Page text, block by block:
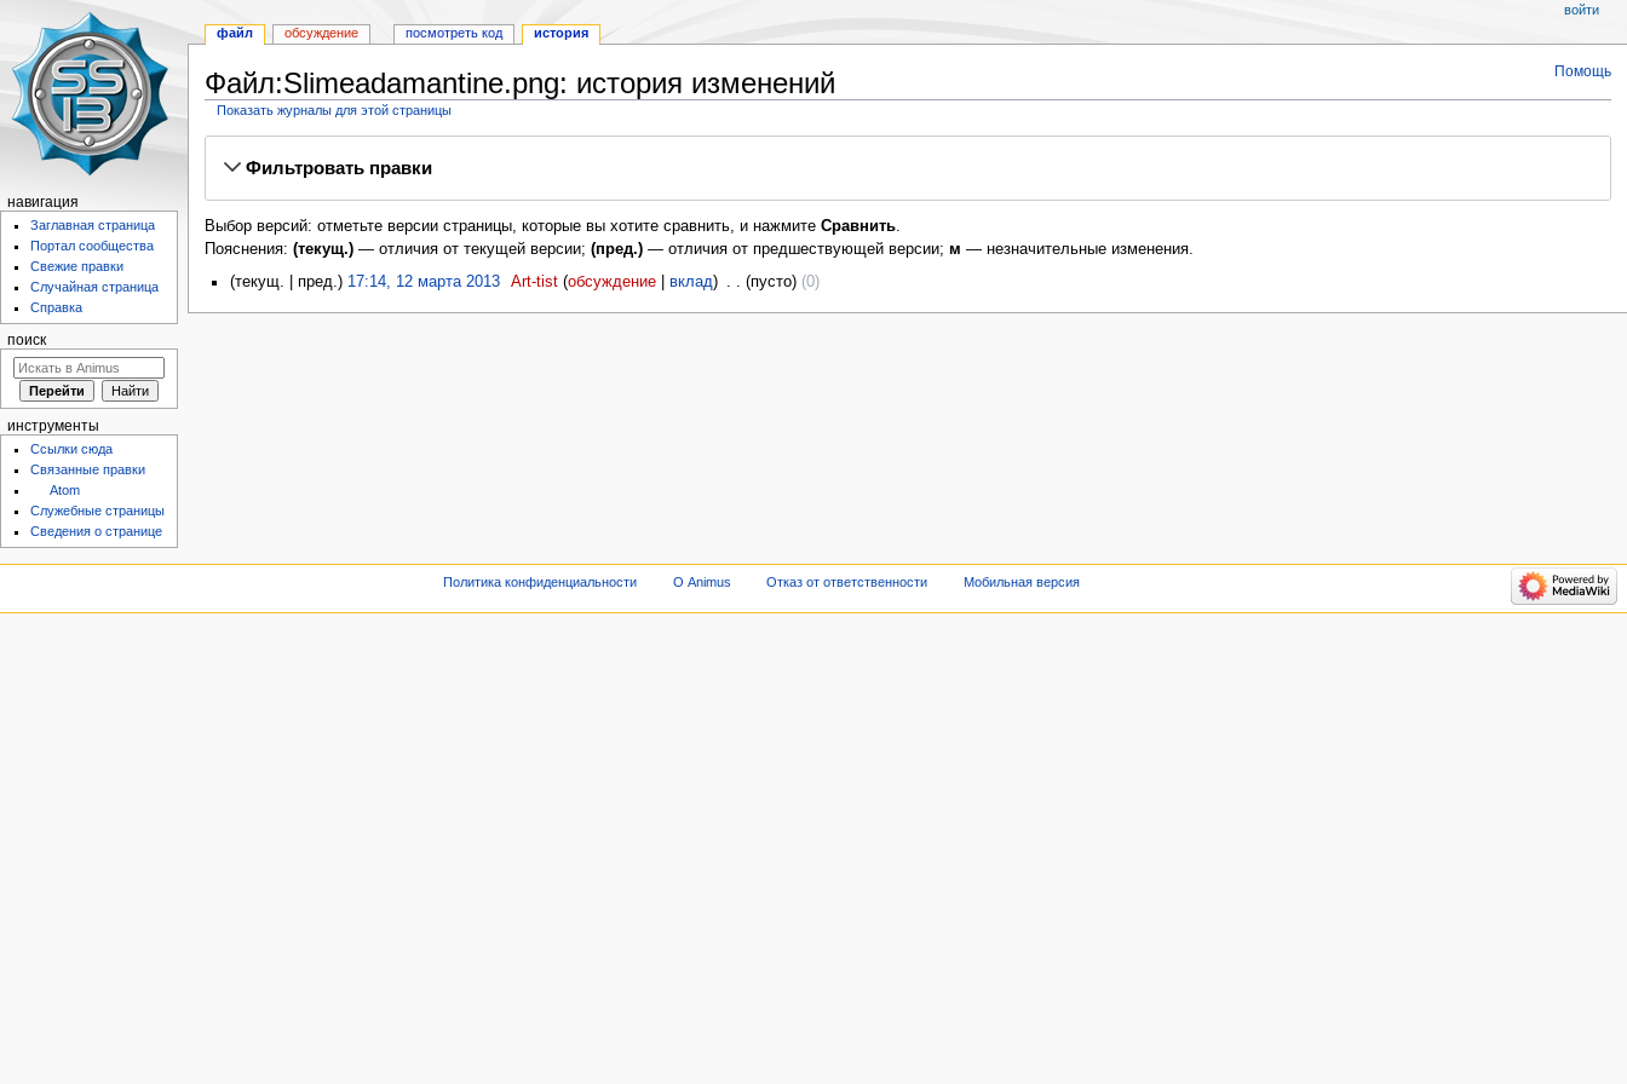
Помощь
Файл:Slimeadamantine.png: история изменений
Показать журналы для этой страницы
Фильтровать правки
Выбор версий: отметьте версии страницы, которые вы хотите сравнить, и нажмите Сравнить.
Пояснения: (текущ.)— отличия от текущей версии; (пред.)— отличия от предшествующей версии; м — незначительные изменения.
текущ.
пред. 17:14, 12 марта 2013‎ Art-tist обсуждение вклад пусто 0
файл обсуждение посмотреть код история
войти
навигация
Заглавная страница
Портал сообщества
Свежие правки
Случайная страница
Справка
поиск
инструменты
Ссылки сюда
Связанные правки
Atom
Служебные страницы
Сведения о странице
Политика конфиденциальности О Animus Отказ от ответственности Мобильная версия